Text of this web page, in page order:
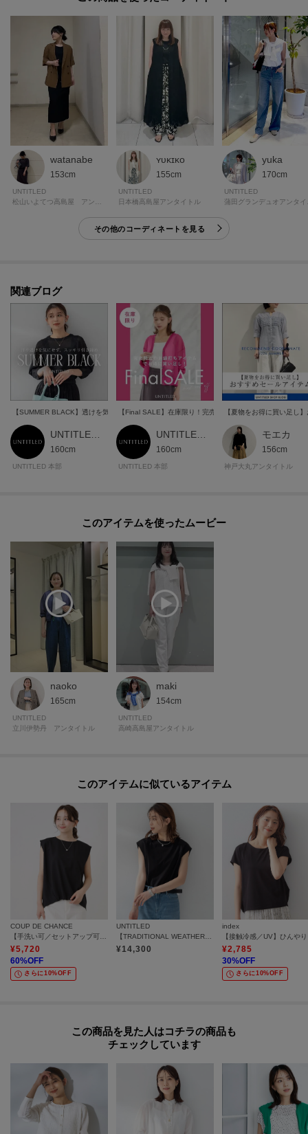
watanabe
153cm
UNTITLED
ʏᴜᴋɪᴋᴏ
155cm
UNTITLED
日本橋高島屋アンタイトル
yuka
170cm
UNTITLED
その他のコーディネートを見る
関連ブログ
【SUMMER BLACK】透けを気にせずスッキリ細見え
160cm
UNTITLED 本部
【Final SALE】在庫限り！完売間近のお値打ちアイテム
160cm
UNTITLED 本部
【夏物をお得に買い足し
モエカ
156cm
神戸大丸アンタイトル
このアイテムを使ったムービー
naoko
165cm
UNTITLED
立川伊勢丹 アンタイトル
maki
154cm
UNTITLED
高崎高島屋アンタイトル
このアイテムに似ているアイテム
COUP DE CHANCE
【手洗い可／セットアップ可】ノースリーブトップス
¥5,720
60%OFF
さらに10%OFF
UNTITLED
【TRADITIONAL WEATHERWEAR】ノースリカットソー
¥14,300
index
¥2,785
30%OFF
さらに10%OFF
この商品を見た人はコチラの商品も
チェックしています